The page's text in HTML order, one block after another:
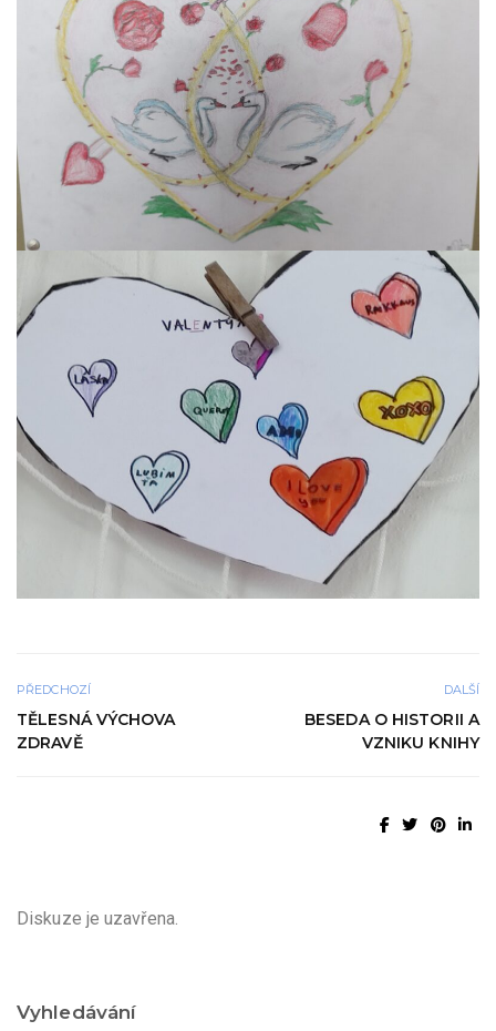
PŘEDCHOZÍ
TĚLESNÁ VÝCHOVA
ZDRAVĚ
DALŠÍ
BESEDA O HISTORII A
VZNIKU KNIHY
Diskuze je uzavřena.
Vyhledávání